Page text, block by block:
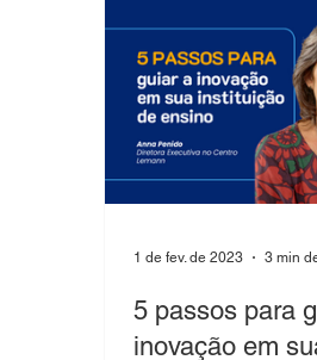
5 passos para
inovação em
1 de fev. de 2023 3 min